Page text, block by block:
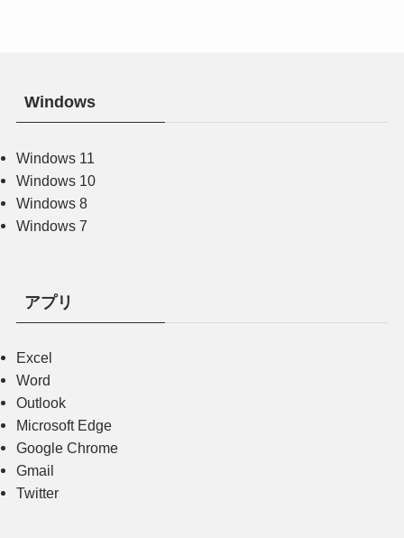
Windows
Windows 11
Windows 10
Windows 8
Windows 7
アプリ
Excel
Word
Outlook
Microsoft Edge
Google Chrome
Gmail
Twitter